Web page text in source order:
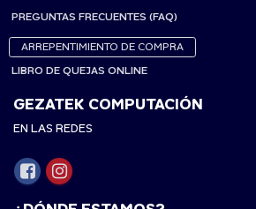
PREGUNTAS FRECUENTES (FAQ)
ARREPENTIMIENTO DE COMPRA
LIBRO DE QUEJAS ONLINE
GEZATEK COMPUTACIÓN
EN LAS REDES